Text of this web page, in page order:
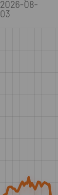
2026-08-
03